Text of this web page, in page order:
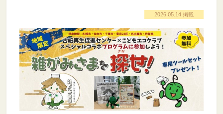
2026.05.14 掲載